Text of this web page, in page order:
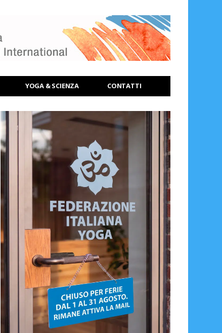
YOGA & SCIENZA CONTATTI